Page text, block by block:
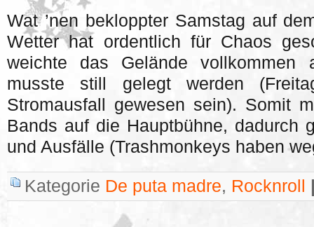
Wat ’nen bekloppter Samstag auf
Wetter hat ordentlich für Chaos
weichte das Gelände vollkommen
musste still gelegt werden
Stromausfall gewesen sein). Somit
Bands auf die Hauptbühne, dadurch
und Ausfälle (Trashmonkeys haben
Kategorie De puta madre, Rocknroll